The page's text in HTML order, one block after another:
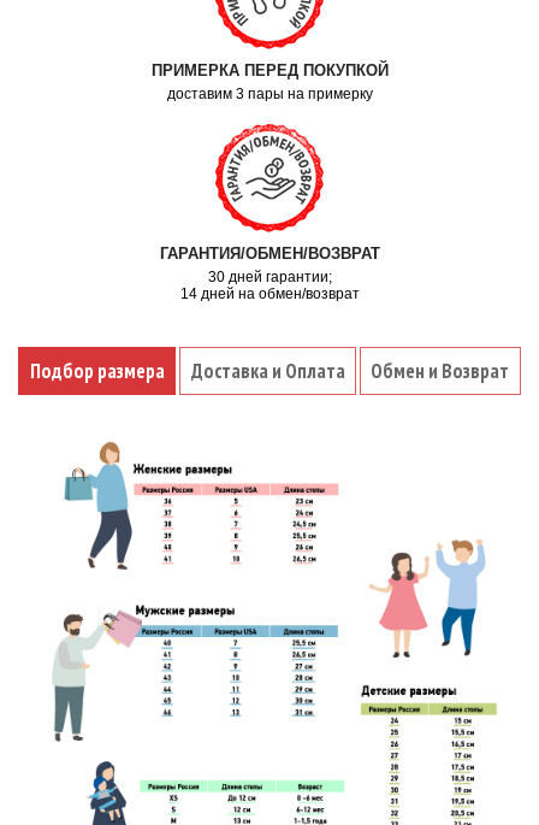
ПРИМЕРКА ПЕРЕД ПОКУПКОЙ
доставим 3 пары на примерку
ГАРАНТИЯ/ОБМЕН/ВОЗВРАТ
30 дней гарантии;
14 дней на обмен/возврат
Подбор размера Доставка и Оплата Обмен и Возврат